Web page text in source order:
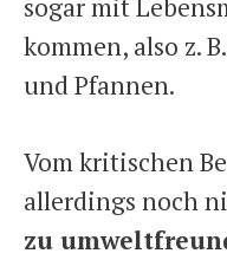
sogar mit
kommen, also z.
und Pfannen.
Vom kritischen
allerdings noch
zu